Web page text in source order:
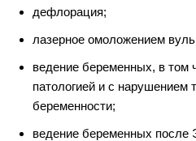
дефлорация;
лазерное омоложением
ведение беременных, в том
патологией и с нарушением
беременности;
ведение беременных после